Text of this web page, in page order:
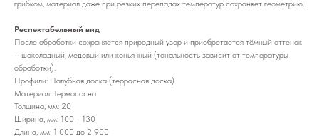
грибком, материал даже при резких перепадах температур сохраняет геометрию.
Респектабельный вид
После обработки сохраняется природный узор и приобретается тёмный оттенок
– шоколадный, медовый или коньячный (тональность зависит от температуры
обработки).
Профили: Палубная доска (террасная доска)
Материал: Термососна
Толщина, мм: 20
Ширина, мм: 100 - 130
Длина, мм: 1 000 до 2 900